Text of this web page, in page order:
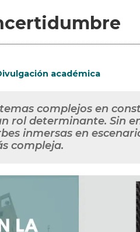
académica
complejos en
rol determinante. Sin
inmersas en
compleja.